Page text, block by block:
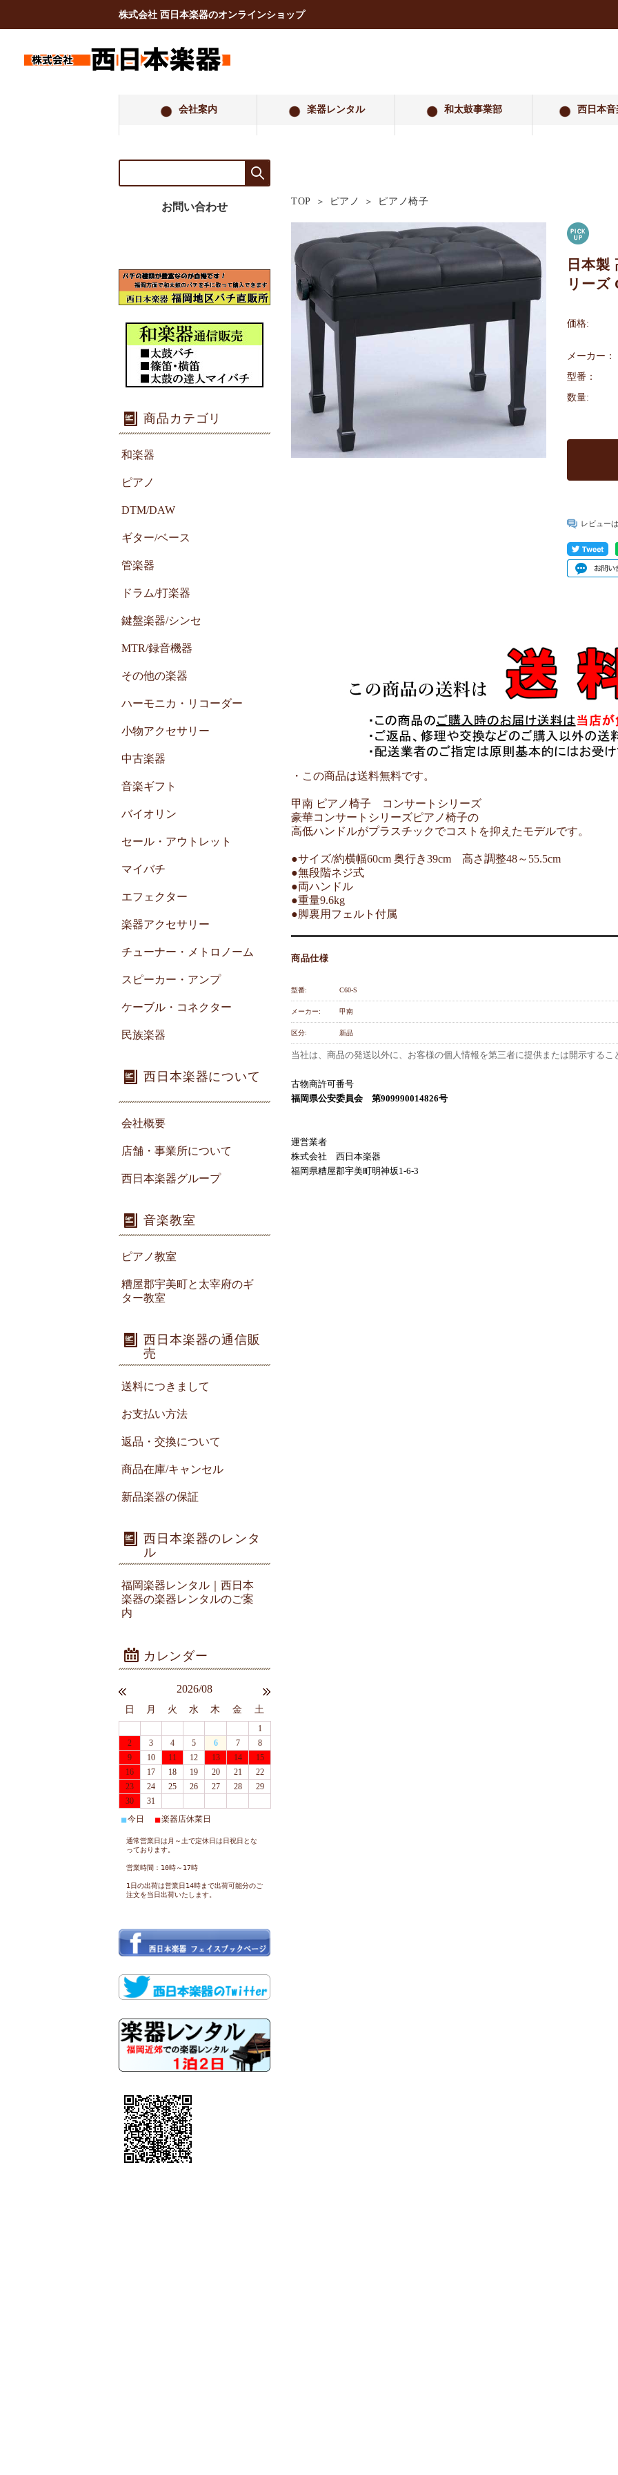
株式会社 西日本楽器のオンラインショップ
会社案内 楽器レンタル 和太鼓事業部 西日本
TOP ピアノ ピアノ椅子
日本製
リーズ
価格:
メーカー：
型番：
数量:
レビュー
・この商品は送料無料です。
甲南 ピアノ椅子 コンサートシリーズ
豪華コンサートシリーズピアノ椅子の
高低ハンドルがプラスチックでコストを抑えたモデルです。
●サイズ/約横幅60cm 奥行き39cm 高さ調整48～55.5cm
●無段階ネジ式
●両ハンドル
●重量9.6kg
●脚裏用フェルト付属
商品仕様
型番: C60-S
メーカー: 甲南
区分: 新品
当社は、商品の発送以外に、お客様の個人情報を第三者に提供または開示するこ
古物商許可番号
福岡県公安委員会 第909990014826号
運営業者
株式会社 西日本楽器
福岡県糟屋郡宇美町明神坂1-6-3
お問い合わせ
商品カテゴリ
和楽器
ピアノ
DTM/DAW
ギター/ベース
管楽器
ドラム/打楽器
鍵盤楽器/シンセ
MTR/録音機器
その他の楽器
ハーモニカ・リコーダー
小物アクセサリー
中古楽器
音楽ギフト
バイオリン
セール・アウトレット
マイバチ
エフェクター
楽器アクセサリー
チューナー・メトロノーム
スピーカー・アンプ
ケーブル・コネクター
民族楽器
西日本楽器について
会社概要
店舗・事業所について
西日本楽器グループ
音楽教室
ピアノ教室
糟屋郡宇美町と太宰府のギ
ター教室
西日本楽器の通信販
売
送料につきまして
お支払い方法
返品・交換について
商品在庫/キャンセル
新品楽器の保証
西日本楽器のレンタ
ル
福岡楽器レンタル｜西日本
楽器の楽器レンタルのご案
内
2026/08
日 月 火 水 木 金 土
1
2
3 4 5 6 7
8
9
10 11 12 13 14
15
16
17 18 19 20 21
22
23
24 25 26 27 28
29
30
31
■今日 ■楽器店休業日
通常営業日は月～土で定休日は日祝日とな
っております。
営業時間：10時～17時
1日の出荷は営業日14時まで出荷可能分のご
注文を当日出荷いたします。